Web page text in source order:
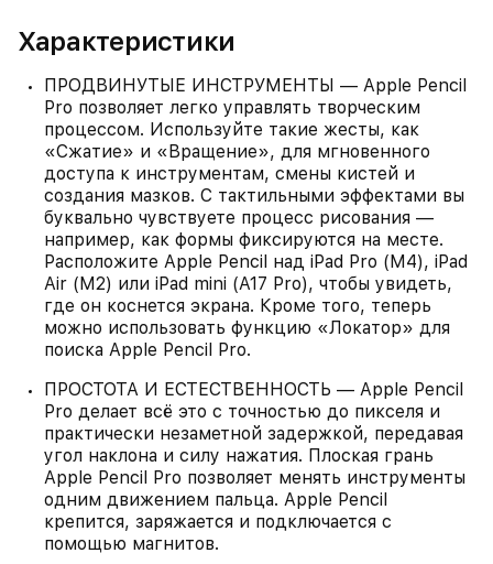
Характеристики
ПРОДВИНУТЫЕ ИНСТРУМЕНТЫ — Apple Pencil
Pro позволяет легко управлять творческим
процессом. Используйте такие жесты, как
«Сжатие» и «Вращение», для мгновенного
доступа к инструментам, смены кистей и
создания мазков. С тактильными эффектами вы
буквально чувствуете процесс рисования —
например, как формы фиксируются на месте.
Расположите Apple Pencil над iPad Pro (M4), iPad
Air (M2) или iPad mini (A17 Pro), чтобы увидеть,
где он коснется экрана. Кроме того, теперь
можно использовать функцию «Локатор» для
поиска Apple Pencil Pro.
ПРОСТОТА И ЕСТЕСТВЕННОСТЬ — Apple Pencil
Pro делает всё это с точностью до пикселя и
практически незаметной задержкой, передавая
угол наклона и силу нажатия. Плоская грань
Apple Pencil Pro позволяет менять инструменты
одним движением пальца. Apple Pencil
крепится, заряжается и подключается с
помощью магнитов.